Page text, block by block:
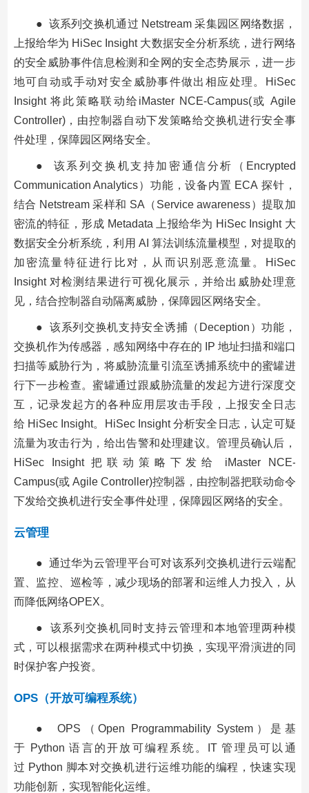
● 该系列交换机通过 Netstream 采集园区网络数据，
上报给华为 HiSec Insight 大数据安全分析系统，进行网络
的安全威胁事件信息检测和全网的安全态势展示，进一步
地可自动或手动对安全威胁事件做出相应处理。HiSec
Insight 将此策略联动给iMaster NCE-Campus(或 Agile
Controller)，由控制器自动下发策略给交换机进行安全事
件处理，保障园区网络安全。
● 该系列交换机支持加密通信分析（Encrypted
Communication Analytics）功能，设备内置 ECA 探针，
结合 Netstream 采样和 SA（Service awareness）提取加
密流的特征，形成 Metadata 上报给华为 HiSec Insight 大
数据安全分析系统，利用 AI 算法训练流量模型，对提取的
加密流量特征进行比对，从而识别恶意流量。HiSec
Insight 对检测结果进行可视化展示，并给出威胁处理意
见，结合控制器自动隔离威胁，保障园区网络安全。
● 该系列交换机支持安全诱捕（Deception）功能，
交换机作为传感器，感知网络中存在的 IP 地址扫描和端口
扫描等威胁行为，将威胁流量引流至诱捕系统中的蜜罐进
行下一步检查。蜜罐通过跟威胁流量的发起方进行深度交
互，记录发起方的各种应用层攻击手段，上报安全日志
给 HiSec Insight。HiSec Insight 分析安全日志，认定可疑
流量为攻击行为，给出告警和处理建议。管理员确认后，
HiSec Insight 把联动策略下发给 iMaster NCE-
Campus(或 Agile Controller)控制器，由控制器把联动命令
下发给交换机进行安全事件处理，保障园区网络的安全。
云管理
● 通过华为云管理平台可对该系列交换机进行云端配
置、监控、巡检等，减少现场的部署和运维人力投入，从
而降低网络OPEX。
● 该系列交换机同时支持云管理和本地管理两种模
式，可以根据需求在两种模式中切换，实现平滑演进的同
时保护客户投资。
OPS（开放可编程系统）
● OPS（Open Programmability System）是基
于 Python 语言的开放可编程系统。IT 管理员可以通
过 Python 脚本对交换机进行运维功能的编程，快速实现
功能创新，实现智能化运维。